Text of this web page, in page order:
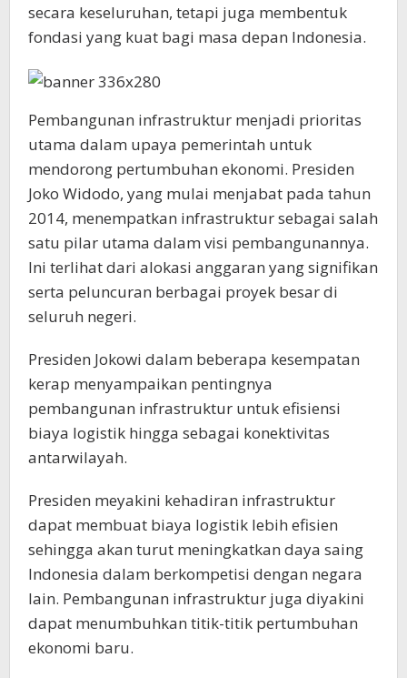
secara keseluruhan, tetapi juga membentuk
fondasi yang kuat bagi masa depan Indonesia.
Pembangunan infrastruktur menjadi prioritas
utama dalam upaya pemerintah untuk
mendorong pertumbuhan ekonomi. Presiden
Joko Widodo, yang mulai menjabat pada tahun
2014, menempatkan infrastruktur sebagai salah
satu pilar utama dalam visi pembangunannya.
Ini terlihat dari alokasi anggaran yang signifikan
serta peluncuran berbagai proyek besar di
seluruh negeri.
Presiden Jokowi dalam beberapa kesempatan
kerap menyampaikan pentingnya
pembangunan infrastruktur untuk efisiensi
biaya logistik hingga sebagai konektivitas
antarwilayah.
Presiden meyakini kehadiran infrastruktur
dapat membuat biaya logistik lebih efisien
sehingga akan turut meningkatkan daya saing
Indonesia dalam berkompetisi dengan negara
lain. Pembangunan infrastruktur juga diyakini
dapat menumbuhkan titik-titik pertumbuhan
ekonomi baru.